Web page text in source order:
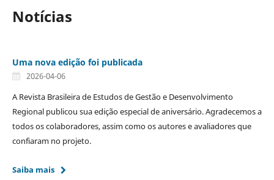
Notícias
Uma nova edição foi publicada
2026-04-06
A Revista Brasileira de Estudos de Gestão e Desenvolvimento
Regional publicou sua edição especial de aniversário. Agradecemos a
todos os colaboradores, assim como os autores e avaliadores que
confiaram no projeto.
Saiba mais